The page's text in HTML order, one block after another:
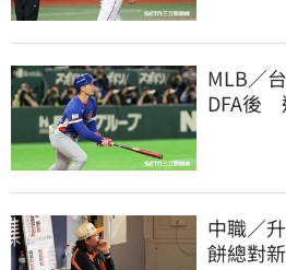
MLB／
DFA後
中職／
餅總對